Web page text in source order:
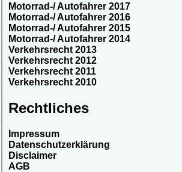
Motorrad-/ Autofahrer 2017
Motorrad-/ Autofahrer 2016
Motorrad-/ Autofahrer 2015
Motorrad-/ Autofahrer 2014
Verkehrsrecht 2013
Verkehrsrecht 2012
Verkehrsrecht 2011
Verkehrsrecht 2010
Rechtliches
Impressum
Datenschutzerklärung
Disclaimer
AGB